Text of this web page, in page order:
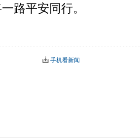
路平安同行。
手机看新闻